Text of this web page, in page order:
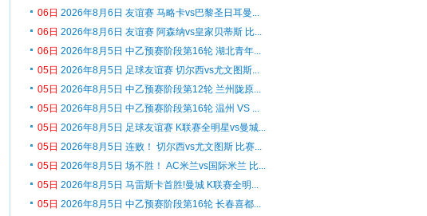
06日 2026年8月6日 友谊赛 马略卡vs巴黎圣日耳曼...
06日 2026年8月6日 友谊赛 阿森纳vs皇家贝蒂斯 比...
06日 2026年8月5日 中乙预赛阶段第16轮 湖北青年...
05日 2026年8月5日 足球友谊赛 切尔西vs尤文图斯...
05日 2026年8月5日 中乙预赛阶段第12轮 兰州陇原...
05日 2026年8月5日 中乙预赛阶段第16轮 温州 VS ...
05日 2026年8月5日 足球友谊赛 K联赛全明星vs曼城...
05日 2026年8月5日 连败！ 切尔西vs尤文图斯 比赛...
05日 2026年8月5日 场不胜！ AC米兰vs国际米兰 比...
05日 2026年8月5日 马雷斯卡首胜!曼城 K联赛全明...
05日 2026年8月5日 中乙预赛阶段第16轮 长春喜都...